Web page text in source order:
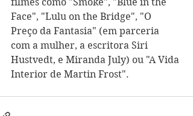
Face", "Lulu on the Bridge", "O
Preço da Fantasia" (em parceria
com a mulher, a escritora Siri
Hustvedt, e Miranda July) ou "A Vida
Interior de Martin Frost".